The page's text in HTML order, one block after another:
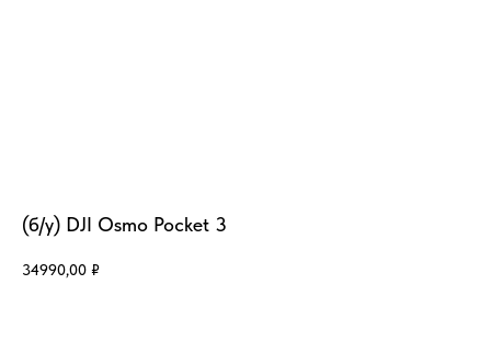
(б/у) DJI Osmo Pocket 3
34990,00 ₽